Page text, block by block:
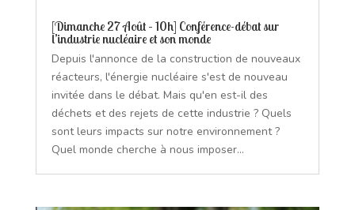
[Dimanche 27 Août – 10h] Conférence-débat sur
l’industrie nucléaire et son monde
Depuis l'annonce de la construction de nouveaux
réacteurs, l'énergie nucléaire s'est de nouveau
invitée dans le débat. Mais qu'en est-il des
déchets et des rejets de cette industrie ? Quels
sont leurs impacts sur notre environnement ?
Quel monde cherche à nous imposer...